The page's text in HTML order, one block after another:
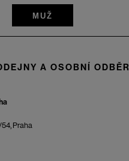
MUŽ
A OSOBNÍ ODBĚR
Praha